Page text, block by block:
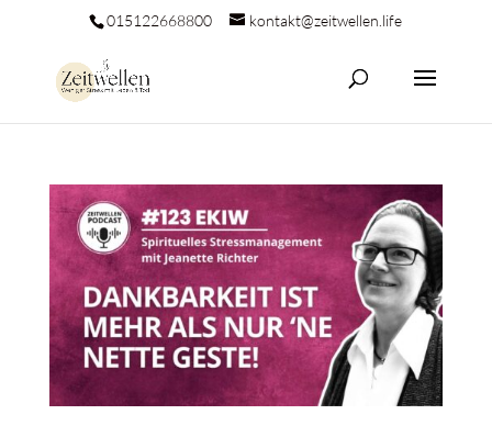
015122668800 kontakt@zeitwellen.life